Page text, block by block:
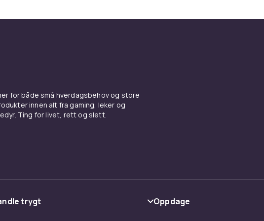
for både små hverdagsbehov og store
innen alt fra gaming, leker og
Ting for livet, rett og slett.
trygt
Oppdage